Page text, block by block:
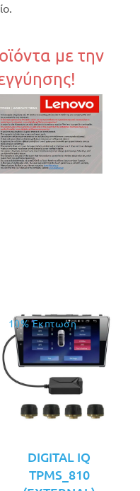
με την
10% Έκπτωση
DIGITAL IQ
TPMS_810